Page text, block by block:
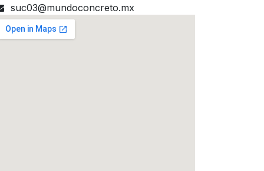
suc03@mundoconcreto.mx